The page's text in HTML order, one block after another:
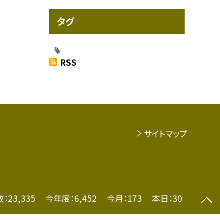
タグ
RSS
サイトマップ
23,335 今年度：6,452 今月：173 本日：30